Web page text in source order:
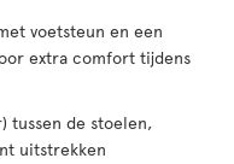
voetsteun en een
extra comfort tijdens
tussen de stoelen,
uitstrekken